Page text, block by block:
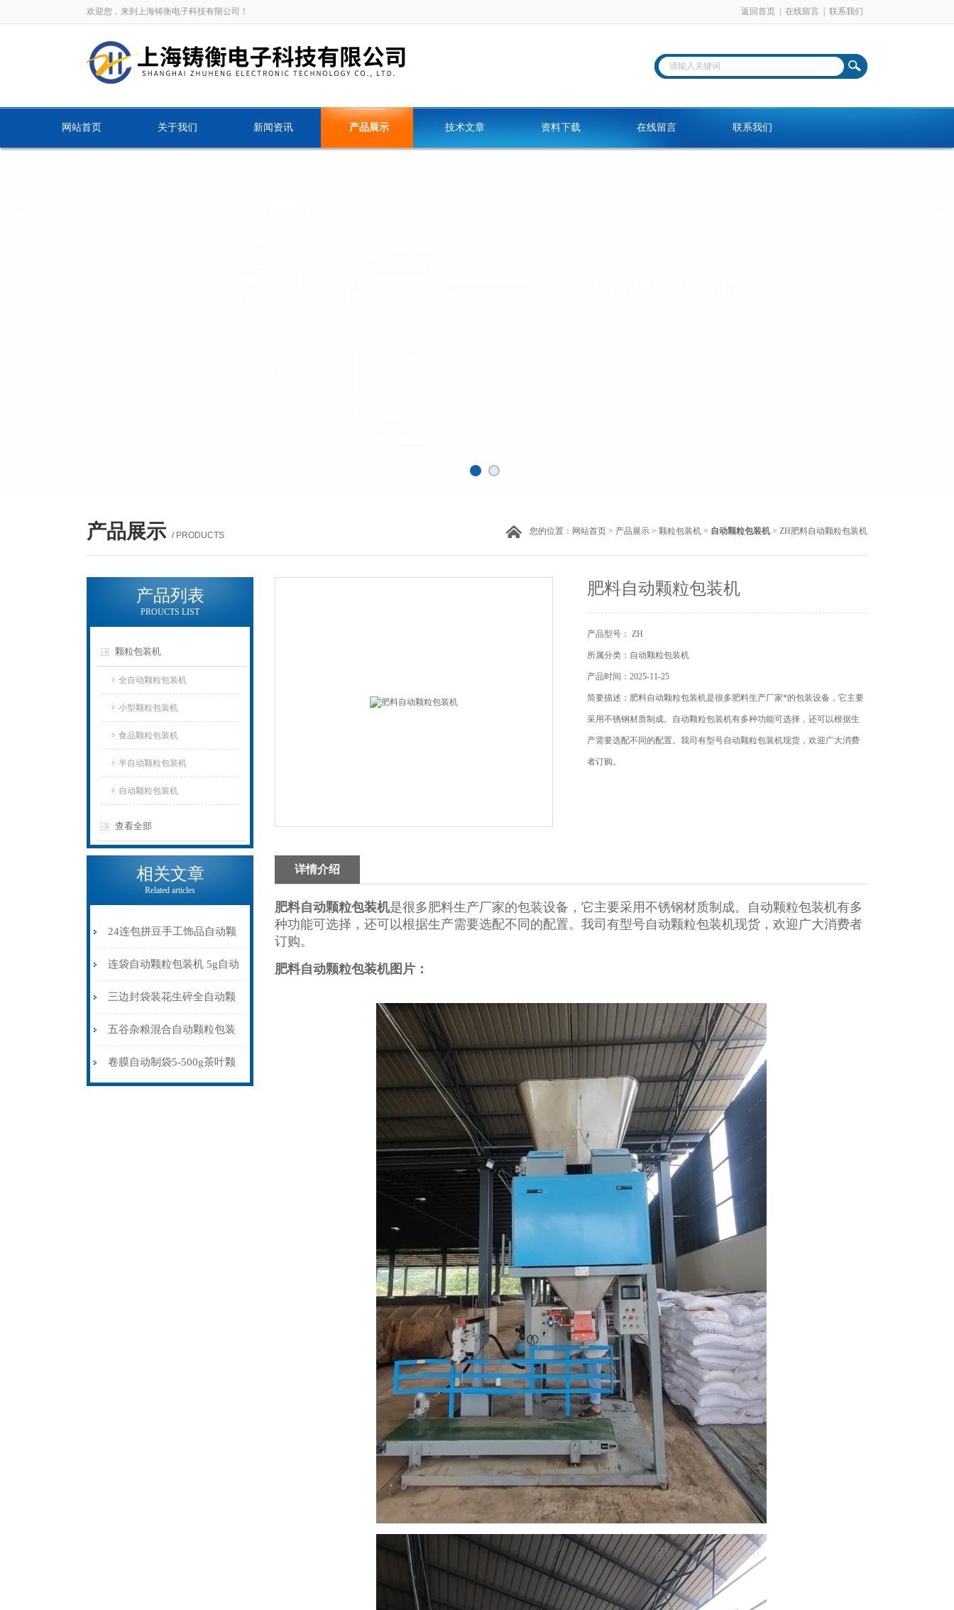
欢迎您，来到上海铸衡电子科技有限公司！ 返回首页 在线留言 联系我们
网站首页 关于我们 新闻资讯 产品展示 技术文章 资料下载 在线留言 联系我们
产品展示 / PRODUCTS 您的位置： 网站首页 > 产品展示 > 颗粒包装机 > 自动颗粒包装机 > ZH肥料自动颗粒包装机
产品列表
PROUCTS LIST
颗粒包装机
全自动颗粒包装机
小型颗粒包装机
食品颗粒包装机
半自动颗粒包装机
自动颗粒包装机
查看全部
相关文章
Related articles
24连包拼豆手工饰品自动颗
粒包装机防静电不堵料
连袋自动颗粒包装机 5g自动
计量包装机 三边封打包机
三边封袋装花生碎全自动颗
粒包装机1000克\包
五谷杂粮混合自动颗粒包装
机30-70克\包背封
卷膜自动制袋5-500g茶叶颗
肥料自动颗粒包装机
产品型号： ZH
所属分类：自动颗粒包装机
产品时间：2025-11-25
简要描述：肥料自动颗粒包装机是很多肥料生产厂家*的包装设备，它主要
采用不锈钢材质制成。自动颗粒包装机有多种功能可选择，还可以根据生
产需要选配不同的配置。我司有型号自动颗粒包装机现货，欢迎广大消费
者订购。
详情介绍
肥料自动颗粒包装机是很多肥料生产厂家的包装设备，它主要采用不锈钢材质制成。自动颗粒包装机有多
种功能可选择，还可以根据生产需要选配不同的配置。我司有型号自动颗粒包装机现货，欢迎广大消费者
订购。
肥料自动颗粒包装机图片：